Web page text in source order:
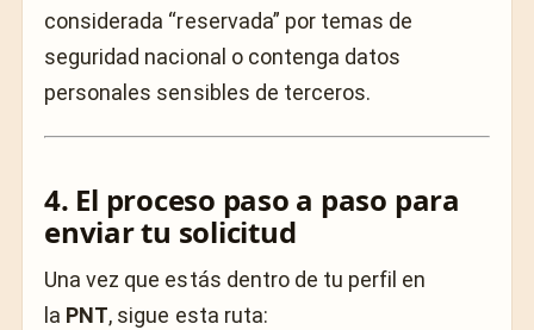
considerada “reservada” por temas de
seguridad nacional o contenga datos
personales sensibles de terceros.
4. El proceso paso a paso para
enviar tu solicitud
Una vez que estás dentro de tu perfil en
la PNT, sigue esta ruta: